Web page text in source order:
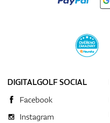
DIGITALGOLF SOCIAL
Facebook
Instagram